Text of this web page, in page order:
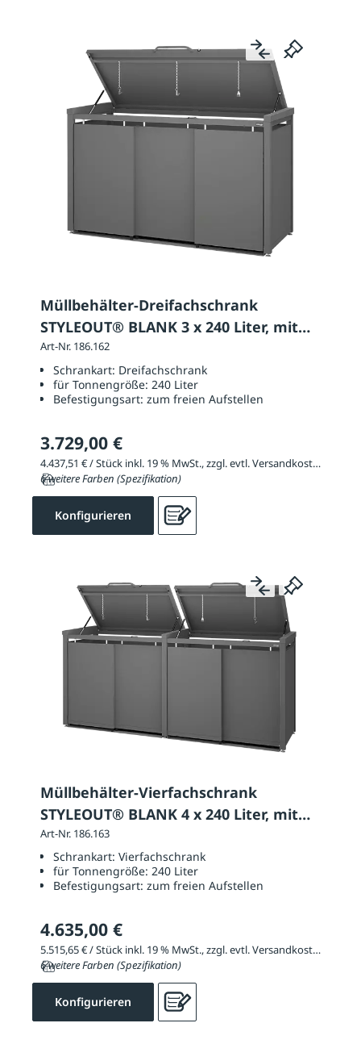
Müllbehälter-Dreifachschrank
STYLEOUT® BLANK 3 x 240 Liter, mit
Klappdach
Art-Nr. 186.162
Schrankart: Dreifachschrank
für Tonnengröße: 240 Liter
Befestigungsart: zum freien Aufstellen
3.729,00 €
4.437,51 € / Stück inkl. 19 % MwSt., zzgl. evtl. Versandkosten
6 weitere Farben (Spezifikation)
Konfigurieren
Müllbehälter-Vierfachschrank
STYLEOUT® BLANK 4 x 240 Liter, mit
Klappdach
Art-Nr. 186.163
Schrankart: Vierfachschrank
für Tonnengröße: 240 Liter
Befestigungsart: zum freien Aufstellen
4.635,00 €
5.515,65 € / Stück inkl. 19 % MwSt., zzgl. evtl. Versandkosten
6 weitere Farben (Spezifikation)
Konfigurieren